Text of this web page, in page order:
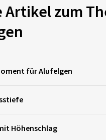
Artikel zum
für Alufelgen
Höhenschlag